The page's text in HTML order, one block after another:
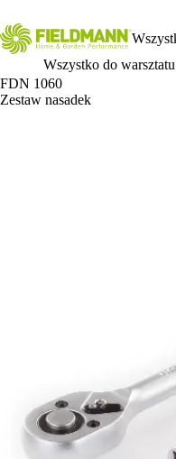
Wszystko do warsztatu
FDN 1060
Zestaw nasadek